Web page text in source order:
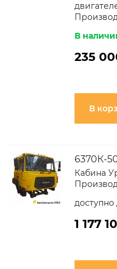
В
235
В
6370К-
Кабина
доступно
1 177